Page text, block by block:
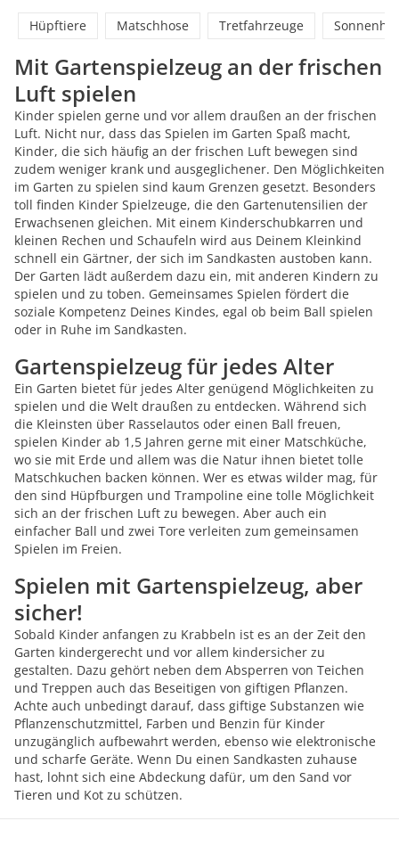
Hüpftiere Matschhose Tretfahrzeuge
Mit Gartenspielzeug an der frischen
Luft spielen
Kinder spielen gerne und vor allem draußen an der frischen
Luft. Nicht nur, dass das Spielen im Garten Spaß macht,
Kinder, die sich häufig an der frischen Luft bewegen sind
zudem weniger krank und ausgeglichener. Den Möglichkeiten
im Garten zu spielen sind kaum Grenzen gesetzt. Besonders
toll finden Kinder Spielzeuge, die den Gartenutensilien der
Erwachsenen gleichen. Mit einem Kinderschubkarren und
kleinen Rechen und Schaufeln wird aus Deinem Kleinkind
schnell ein Gärtner, der sich im Sandkasten austoben kann.
Der Garten lädt außerdem dazu ein, mit anderen Kindern zu
spielen und zu toben. Gemeinsames Spielen fördert die
soziale Kompetenz Deines Kindes, egal ob beim Ball spielen
oder in Ruhe im Sandkasten.
Gartenspielzeug für jedes Alter
Ein Garten bietet für jedes Alter genügend Möglichkeiten zu
spielen und die Welt draußen zu entdecken. Während sich
die Kleinsten über Rasselautos oder einen Ball freuen,
spielen Kinder ab 1,5 Jahren gerne mit einer Matschküche,
wo sie mit Erde und allem was die Natur ihnen bietet tolle
Matschkuchen backen können. Wer es etwas wilder mag, für
den sind Hüpfburgen und Trampoline eine tolle Möglichkeit
sich an der frischen Luft zu bewegen. Aber auch ein
einfacher Ball und zwei Tore verleiten zum gemeinsamen
Spielen im Freien.
Spielen mit Gartenspielzeug, aber
sicher!
Sobald Kinder anfangen zu Krabbeln ist es an der Zeit den
Garten kindergerecht und vor allem kindersicher zu
gestalten. Dazu gehört neben dem Absperren von Teichen
und Treppen auch das Beseitigen von giftigen Pflanzen.
Achte auch unbedingt darauf, dass giftige Substanzen wie
Pflanzenschutzmittel, Farben und Benzin für Kinder
unzugänglich aufbewahrt werden, ebenso wie elektronische
und scharfe Geräte. Wenn Du einen Sandkasten zuhause
hast, lohnt sich eine Abdeckung dafür, um den Sand vor
Tieren und Kot zu schützen.